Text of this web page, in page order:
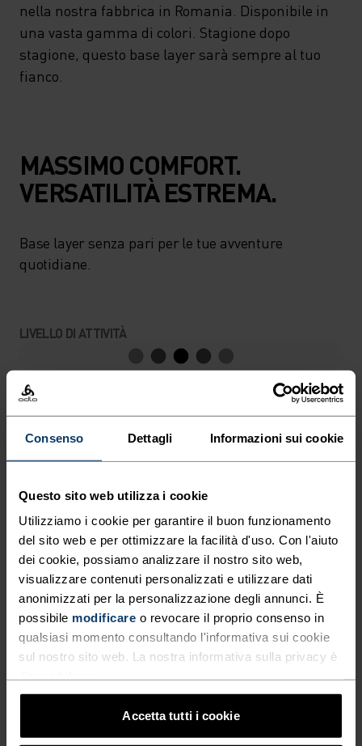
Consenso Dettagli Informazioni sui cookie
Questo sito web utilizza i cookie
Utilizziamo i cookie per garantire il buon funzionamento
del sito web e per ottimizzare la facilità d'uso. Con l'aiuto
dei cookie, possiamo analizzare il nostro sito web,
visualizzare contenuti personalizzati e utilizzare dati
anonimizzati per la personalizzazione degli annunci. È
possibile modificare o revocare il proprio consenso in
qualsiasi momento consultando l'informativa sui cookie
sul nostro sito web. La nostra informativa sulla privacy è
Accetta tutti i cookie
nella nostra fabbrica in Romania. Disponibile in
una vasta gamma di colori. Stagione dopo
stagione, questo base layer sarà sempre al tuo
fianco.
MASSIMO COMFORT.
VERSATILITÀ ESTREMA.
Base layer senza pari per le tue avventure
quotidiane.
LIVELLO DI ATTIVITÀ
TIPO DI ATTIVITÀ
QUALSIASI COSA MODERATA INTENSITÀ
CARATTERISTICHE DEL TESSUTO
SINTETICO
MERINO
Sintetico - sensazione seconda pelle - elastico,
eccezionalmente leggero, eccellente trasporto
dell'umidità, aiuta a regolare la temperatura corporea,
asciuga più velocemente delle fibre naturali e ha una
maggiore durabilità.